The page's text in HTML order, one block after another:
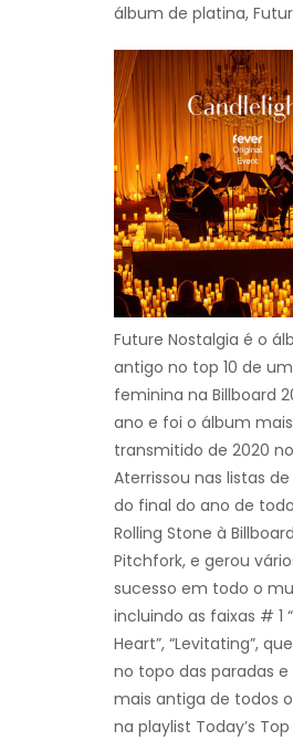
álbum de platina,
Future Nostalgia é o
antigo no top 10 de
feminina na Billboard
ano e foi o álbum mais
transmitido de 2020
Aterrissou nas listas de
do final do ano de
Rolling Stone à
Pitchfork, e gerou
sucesso em todo o
incluindo as faixas # 1
Heart”, “Levitating”,
no topo das paradas
mais antiga de todos
na playlist Today’s